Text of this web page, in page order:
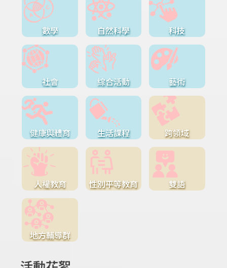
數學 自然科學 科技
社會 綜合活動 藝術
健康與體育 生活課程 跨領域
人權教育 性別平等教育 雙語
地方輔導群